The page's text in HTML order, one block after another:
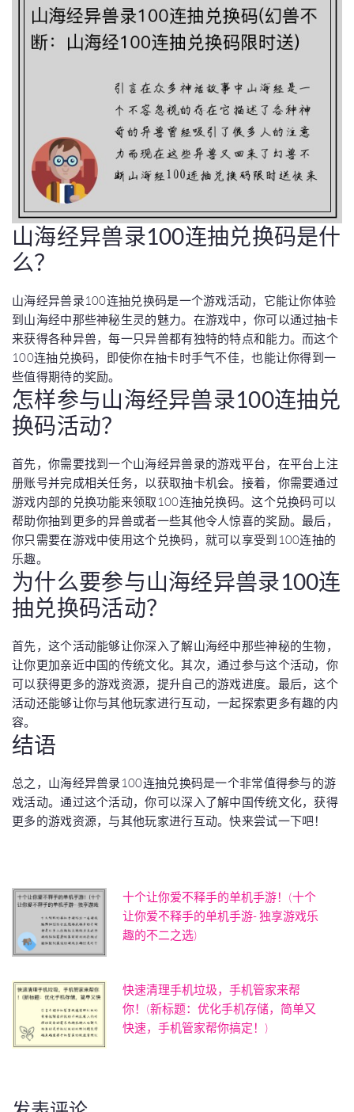
山海经异兽录100连抽兑换码是什
么？
山海经异兽录100连抽兑换码是一个游戏活动，它能让你体验
到山海经中那些神秘生灵的魅力。在游戏中，你可以通过抽卡
来获得各种异兽，每一只异兽都有独特的特点和能力。而这个
100连抽兑换码，即使你在抽卡时手气不佳，也能让你得到一
些值得期待的奖励。
怎样参与山海经异兽录100连抽兑
换码活动？
首先，你需要找到一个山海经异兽录的游戏平台，在平台上注
册账号并完成相关任务，以获取抽卡机会。接着，你需要通过
游戏内部的兑换功能来领取100连抽兑换码。这个兑换码可以
帮助你抽到更多的异兽或者一些其他令人惊喜的奖励。最后，
你只需要在游戏中使用这个兑换码，就可以享受到100连抽的
乐趣。
为什么要参与山海经异兽录100连
抽兑换码活动？
首先，这个活动能够让你深入了解山海经中那些神秘的生物，
让你更加亲近中国的传统文化。其次，通过参与这个活动，你
可以获得更多的游戏资源，提升自己的游戏进度。最后，这个
活动还能够让你与其他玩家进行互动，一起探索更多有趣的内
容。
结语
总之，山海经异兽录100连抽兑换码是一个非常值得参与的游
戏活动。通过这个活动，你可以深入了解中国传统文化，获得
更多的游戏资源，与其他玩家进行互动。快来尝试一下吧！
十个让你爱不释手的单机手游！(十个
让你爱不释手的单机手游- 独享游戏乐
趣的不二之选)
快速清理手机垃圾，手机管家来帮
你！(新标题：优化手机存储，简单又
快速，手机管家帮你搞定！)